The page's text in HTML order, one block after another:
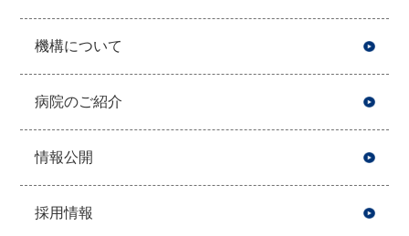
機構について
病院のご紹介
情報公開
採用情報